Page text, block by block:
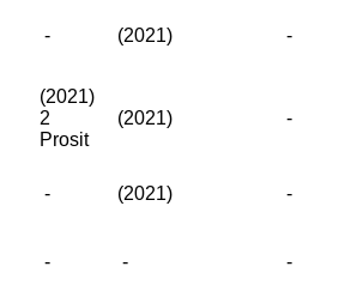
- (2021) -
(2021)
2
Prosit
(2021) -
- (2021) -
- - -